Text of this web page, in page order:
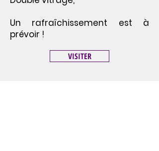
Un rafraîchissement est à
prévoir !
VISITER